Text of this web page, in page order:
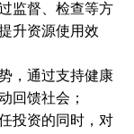
监督、检查等方
升资源使用效
，通过支持健康
回馈社会；
投资的同时，对